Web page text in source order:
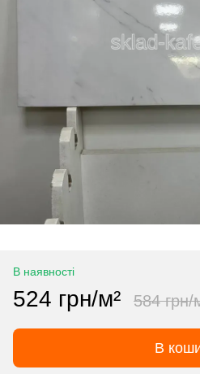
В наявності
524 грн/м² 584 грн/
В